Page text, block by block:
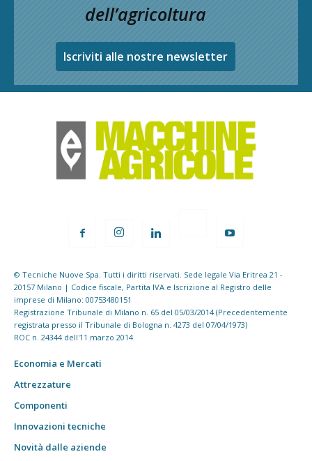
dell’agricoltura
Iscriviti alle nostre newsletter
© Tecniche Nuove Spa. Tutti i diritti riservati. Sede legale Via Eritrea 21 -
20157 Milano | Codice fiscale, Partita IVA e Iscrizione al Registro delle
imprese di Milano: 00753480151
Registrazione Tribunale di Milano n. 65 del 05/03/2014 (Precedentemente
registrata presso il Tribunale di Bologna n. 4273 del 07/04/1973)
ROC n. 24344 dell'11 marzo 2014
Economia e Mercati
Attrezzature
Componenti
Innovazioni tecniche
Novità dalle aziende